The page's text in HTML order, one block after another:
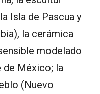
Isla de Pascua y
la cerámica
modelado
de México; la
(Nuevo